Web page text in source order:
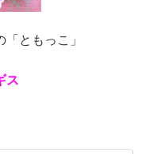
ともっこ」
ス